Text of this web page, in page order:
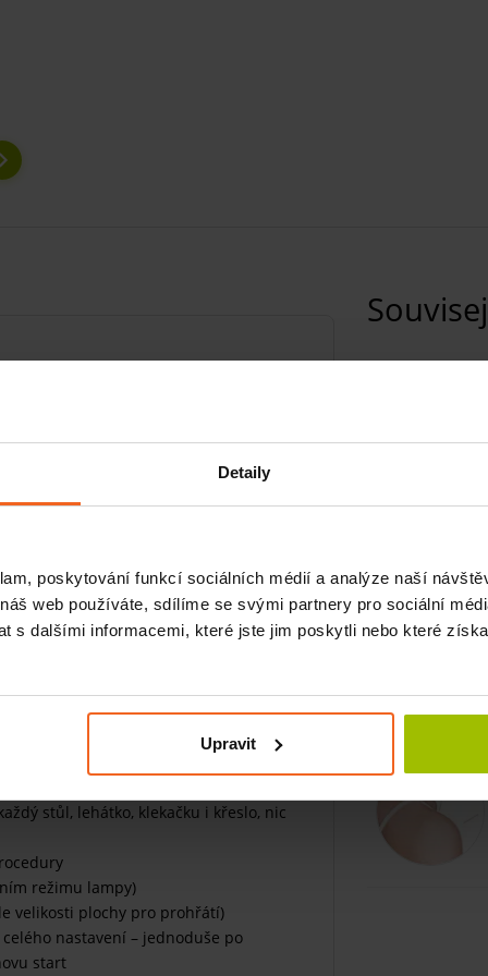
Detaily
poskytování funkcí sociálních médií a analýze naší
web používáte, sdílíme se svými partnery pro sociální
s dalšími informacemi, které jste jim poskytli nebo které
Upravit
hlubokých tkání pro lokální nebo
naprosto nenáročné, mobilní a
praxi. Stojan umožňuje nastavení
pacienty vleže a při šikmém nastavení
stůl, lehátko, klekačku i křeslo, nic
režimu lampy)
velikosti plochy pro prohřátí)
nastavení – jednoduše po
start